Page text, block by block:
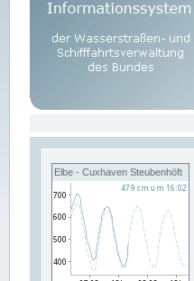
Elbe - Cuxhaven Steubenhöft